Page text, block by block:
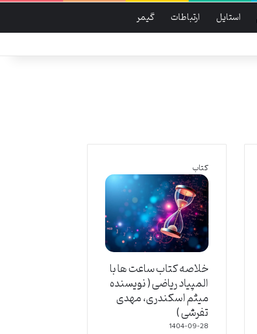
استایل ارتباطات گیمر
کتاب
خلاصه کتاب ساعت ها با
المپیاد ریاضی ( نویسنده
میثم اسکندری، مهدی
تفرشی )
1404-09-28